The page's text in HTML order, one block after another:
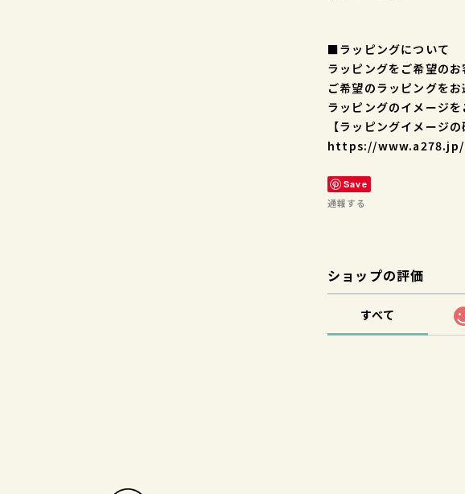
■ラッピングについて
ラッピングをご希望の
ご希望のラッピングをお
ラッピングのイメージ
【ラッピングイメージの
https://
Save
通報する
ショップの評価
すべて